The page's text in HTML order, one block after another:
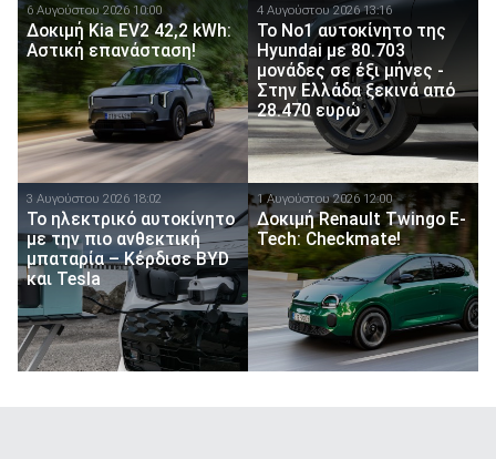
6 Αυγούστου 2026 10:00
Δοκιμή Kia EV2 42,2 kWh:
Αστική επανάσταση!
4 Αυγούστου 2026 13:16
Το Νο1 αυτοκίνητο της
Hyundai με 80.703
μονάδες σε έξι μήνες -
Στην Ελλάδα ξεκινά από
28.470 ευρώ
3 Αυγούστου 2026 18:02
Το ηλεκτρικό αυτοκίνητο
με την πιο ανθεκτική
μπαταρία – Κέρδισε BYD
και Tesla
1 Αυγούστου 2026 12:00
Δοκιμή Renault Twingo E-
Tech: Checkmate!